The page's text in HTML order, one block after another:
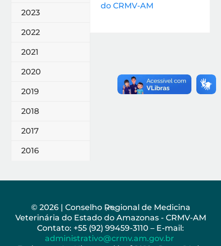
2023
2022
2021
2020
2019
2018
2017
2016
do CRMV-AM
Back
To
Top
© 2026 | Conselho Regional de Medicina
Veterinária do Estado do Amazonas - CRMV-AM
Contato: +55 (92) 99459-3110 – E-mail:
administrativo@crmv.am.gov.br